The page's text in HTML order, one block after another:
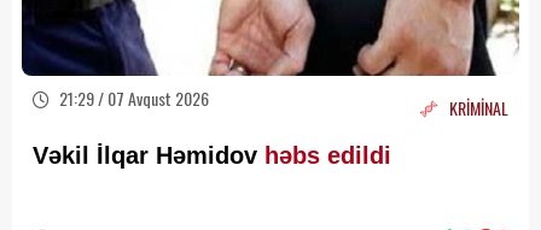
21:29 / 07 Avqust 2026 KRİMİNAL
Vəkil İlqar Həmidov həbs edildi